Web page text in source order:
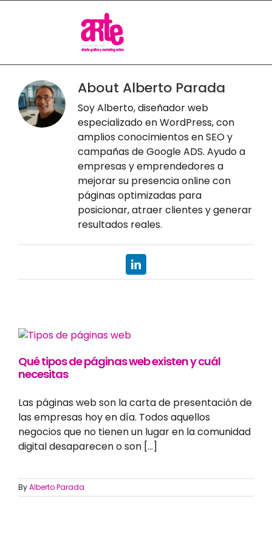
About Alberto Parada
Soy Alberto, diseñador web
especializado en WordPress, con
amplios conocimientos en SEO y
campañas de Google ADS. Ayudo a
empresas y emprendedores a
mejorar su presencia online con
páginas optimizadas para
posicionar, atraer clientes y generar
resultados reales.
LinkedIn
Qué tipos de páginas web existen y cuál
necesitas
Las páginas web son la carta de presentación de
las empresas hoy en día. Todos aquellos
negocios que no tienen un lugar en la comunidad
digital desaparecen o son [...]
ByAlberto Parada